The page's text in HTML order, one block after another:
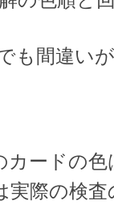
も間違い
カードの
実際の検